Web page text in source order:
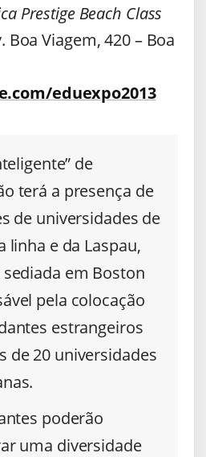
Prestige Beach Class
Boa Viagem, 420 – Boa
eduexpo2013
de
terá a presença de
de universidades de
linha e da Laspau,
sediada em Boston
pela colocação
estrangeiros
de 20 universidades
poderão
uma diversidade